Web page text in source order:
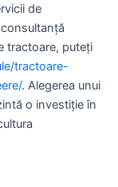
de
tractoare, puteți
tractoare-
. Alegerea unui
o investiție în